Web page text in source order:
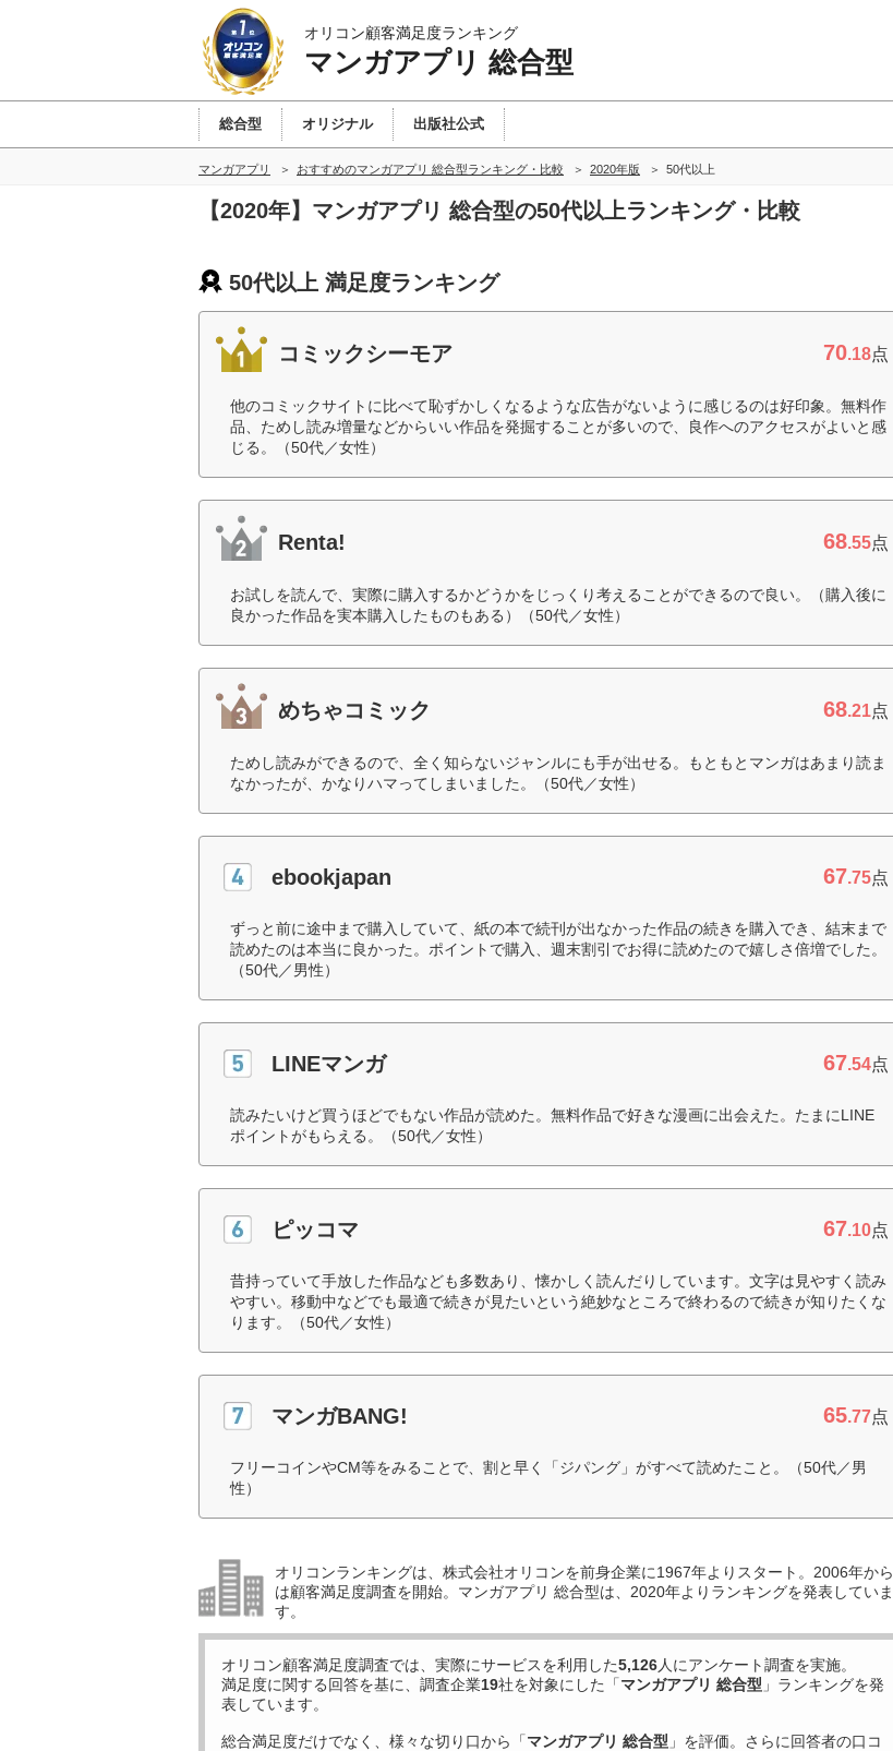
オリコン顧客満足度ランキング
マンガアプリ 総合型
総合型 オリジナル 出版社公式
マンガアプリ おすすめのマンガアプリ 総合型ランキング・比較 2020年版 50代以上
【2020年】マンガアプリ 総合型の50代以上ランキング・比較
50代以上 満足度ランキング
コミックシーモア 70.18点
他のコミックサイトに比べて恥ずかしくなるような広告がないように感じるのは好印象。無料作
品、ためし読み増量などからいい作品を発掘することが多いので、良作へのアクセスがよいと感
じる。（50代／女性）
Renta! 68.55点
お試しを読んで、実際に購入するかどうかをじっくり考えることができるので良い。（購入後に
良かった作品を実本購入したものもある）（50代／女性）
めちゃコミック 68.21点
ためし読みができるので、全く知らないジャンルにも手が出せる。もともとマンガはあまり読ま
なかったが、かなりハマってしまいました。（50代／女性）
ebookjapan 67.75点
ずっと前に途中まで購入していて、紙の本で続刊が出なかった作品の続きを購入でき、結末まで
読めたのは本当に良かった。ポイントで購入、週末割引でお得に読めたので嬉しさ倍増でした。
（50代／男性）
LINEマンガ 67.54点
読みたいけど買うほどでもない作品が読めた。無料作品で好きな漫画に出会えた。たまにLINE
ポイントがもらえる。（50代／女性）
ピッコマ 67.10点
昔持っていて手放した作品なども多数あり、懐かしく読んだりしています。文字は見やすく読み
やすい。移動中などでも最適で続きが見たいという絶妙なところで終わるので続きが知りたくな
ります。（50代／女性）
マンガBANG! 65.77点
フリーコインやCM等をみることで、割と早く「ジパング」がすべて読めたこと。（50代／男
性）
オリコンランキングは、株式会社オリコンを前身企業に1967年よりスタート。2006年から
は顧客満足度調査を開始。マンガアプリ 総合型は、2020年よりランキングを発表していま
す。
オリコン顧客満足度調査では、実際にサービスを利用した5,126人にアンケート調査を実施。
満足度に関する回答を基に、調査企業19社を対象にした「マンガアプリ 総合型 」ランキングを発
表しています。
総合満足度だけでなく、様々な切り口から「マンガアプリ 総合型 」を評価。さらに回答者の口コ